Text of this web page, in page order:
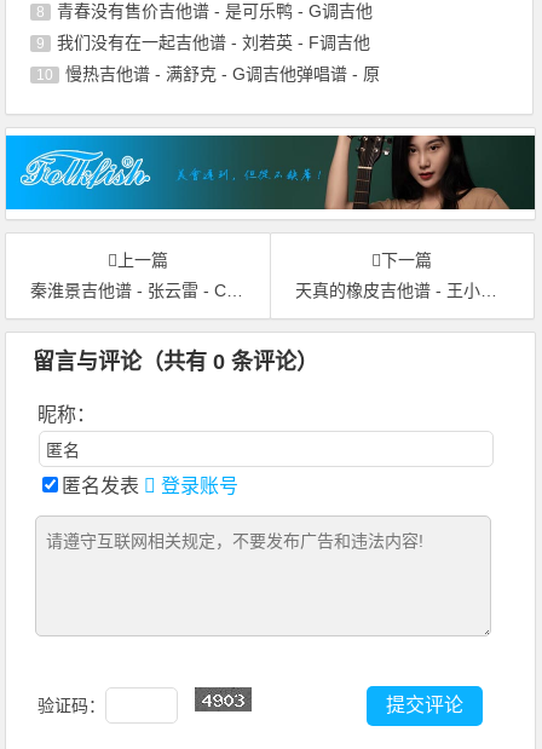
8 青春没有售价吉他谱 - 是可乐鸭 - G调吉他
9 我们没有在一起吉他谱 - 刘若英 - F调吉他
10 慢热吉他谱 - 满舒克 - G调吉他弹唱谱 - 原
上一篇
秦淮景吉他谱 - 张云雷 - C调吉他弹唱谱
下一篇
天真的橡皮吉他谱 - 王小帅 - C调吉他弹唱谱 - 原版
留言与评论（共有0 条评论）
昵称：
匿名发表 登录账号
验证码：